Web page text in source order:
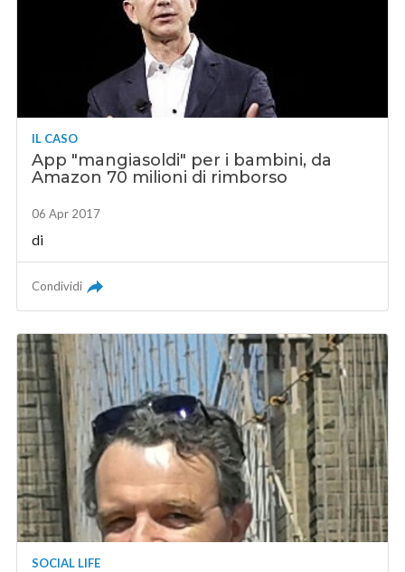
IL CASO
App "mangiasoldi" per i bambini, da
Amazon 70 milioni di rimborso
06 Apr 2017
di
Condividi
SOCIAL LIFE